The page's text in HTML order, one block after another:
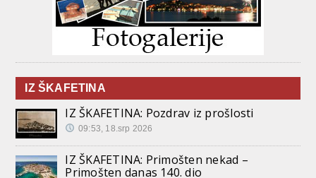
IZ ŠKAFETINA
IZ ŠKAFETINA: Pozdrav iz prošlosti
09:53, 18.srp 2026
IZ ŠKAFETINA: Primošten nekad –
Primošten danas 140. dio